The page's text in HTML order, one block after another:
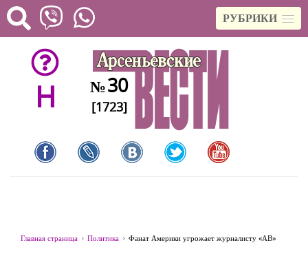
РУБРИКИ
H №30
[1723]
Главная страница Политика Фанат Америки угрожает журналисту «АВ»